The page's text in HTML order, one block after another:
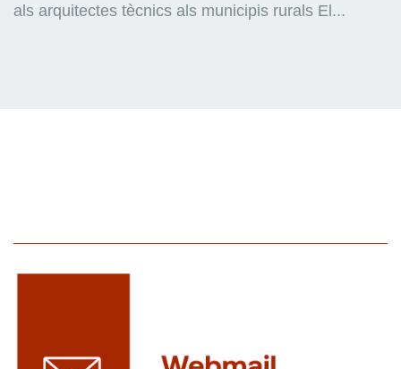
als arquitectes tècnics als municipis rurals El...